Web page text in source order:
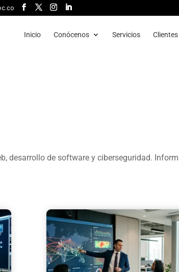
Inicio Conócenos Servicios
desarrollo de software y ciberseguridad.